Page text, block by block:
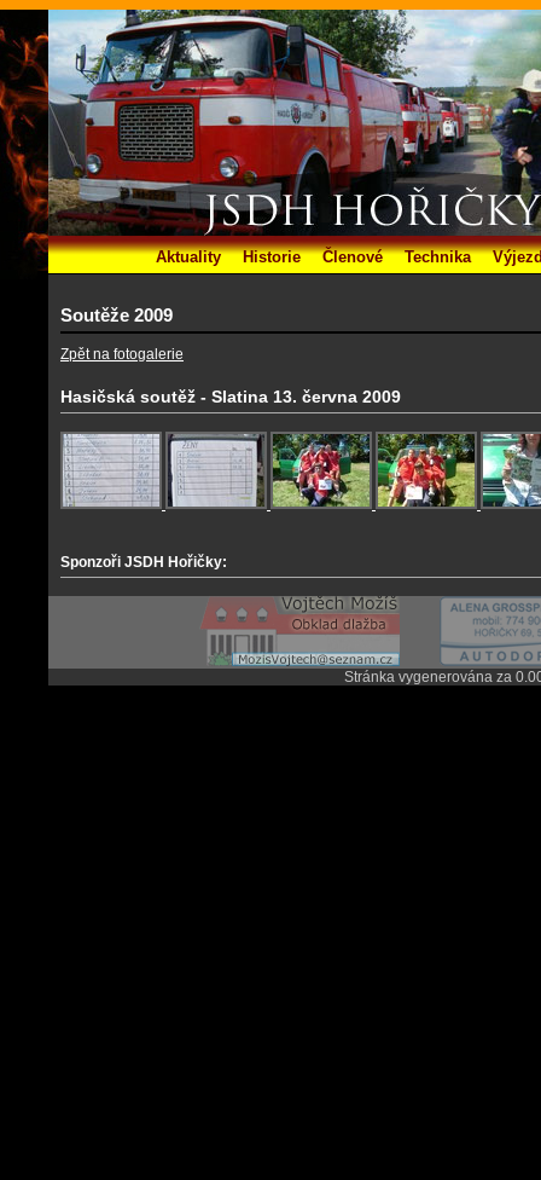
Aktuality Historie Členové Technika
Soutěže 2009
Zpět na fotogalerie
Hasičská soutěž - Slatina 13. června 2009
Sponzoři JSDH Hořičky:
Stránka vygenerována za